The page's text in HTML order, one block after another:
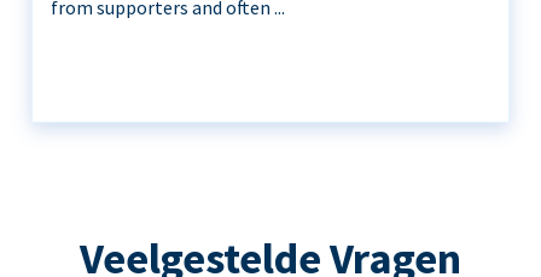
from supporters and often ...
Veelgestelde Vragen